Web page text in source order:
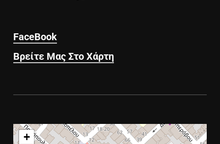
FaceBook
Βρείτε Μας Στο Χάρτη
+